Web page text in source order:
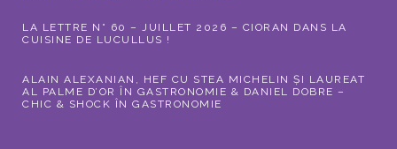
LA LETTRE N° 60 – JUILLET 2026 – CIORAN DANS LA
CUISINE DE LUCULLUS !
ALAIN ALEXANIAN, HEF CU STEA MICHELIN ȘI LAUREAT
AL PALME D’OR ÎN GASTRONOMIE & DANIEL DOBRE –
CHIC & SHOCK ÎN GASTRONOMIE